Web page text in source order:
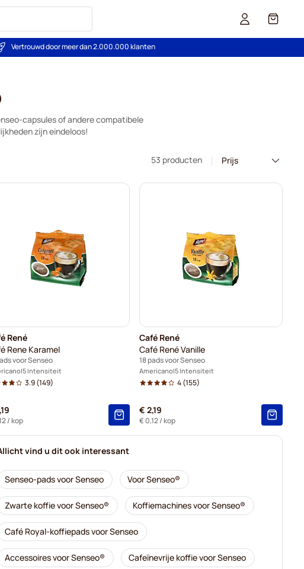
Cart
Vertrouwd door meer dan 2.000.000 klanten
capsules of andere compatibele
zijn eindeloos!
53 producten
René
Rene Karamel
voor Senseo
5 Intensiteit
3.9(149)
/ kop
Café René
Café René Vanille
18 pads voor Senseo
Americano 5 Intensiteit
4(155)
€ 2,19
€ 0,12/ kop
vind u dit ook interessant
Senseo-pads voor Senseo Voor Senseo®
Zwarte koffie voor Senseo® Koffiemachines voor Senseo®
Café Royal-koffiepads voor Senseo
Accessoires voor Senseo® Cafeïnevrije koffie voor Senseo